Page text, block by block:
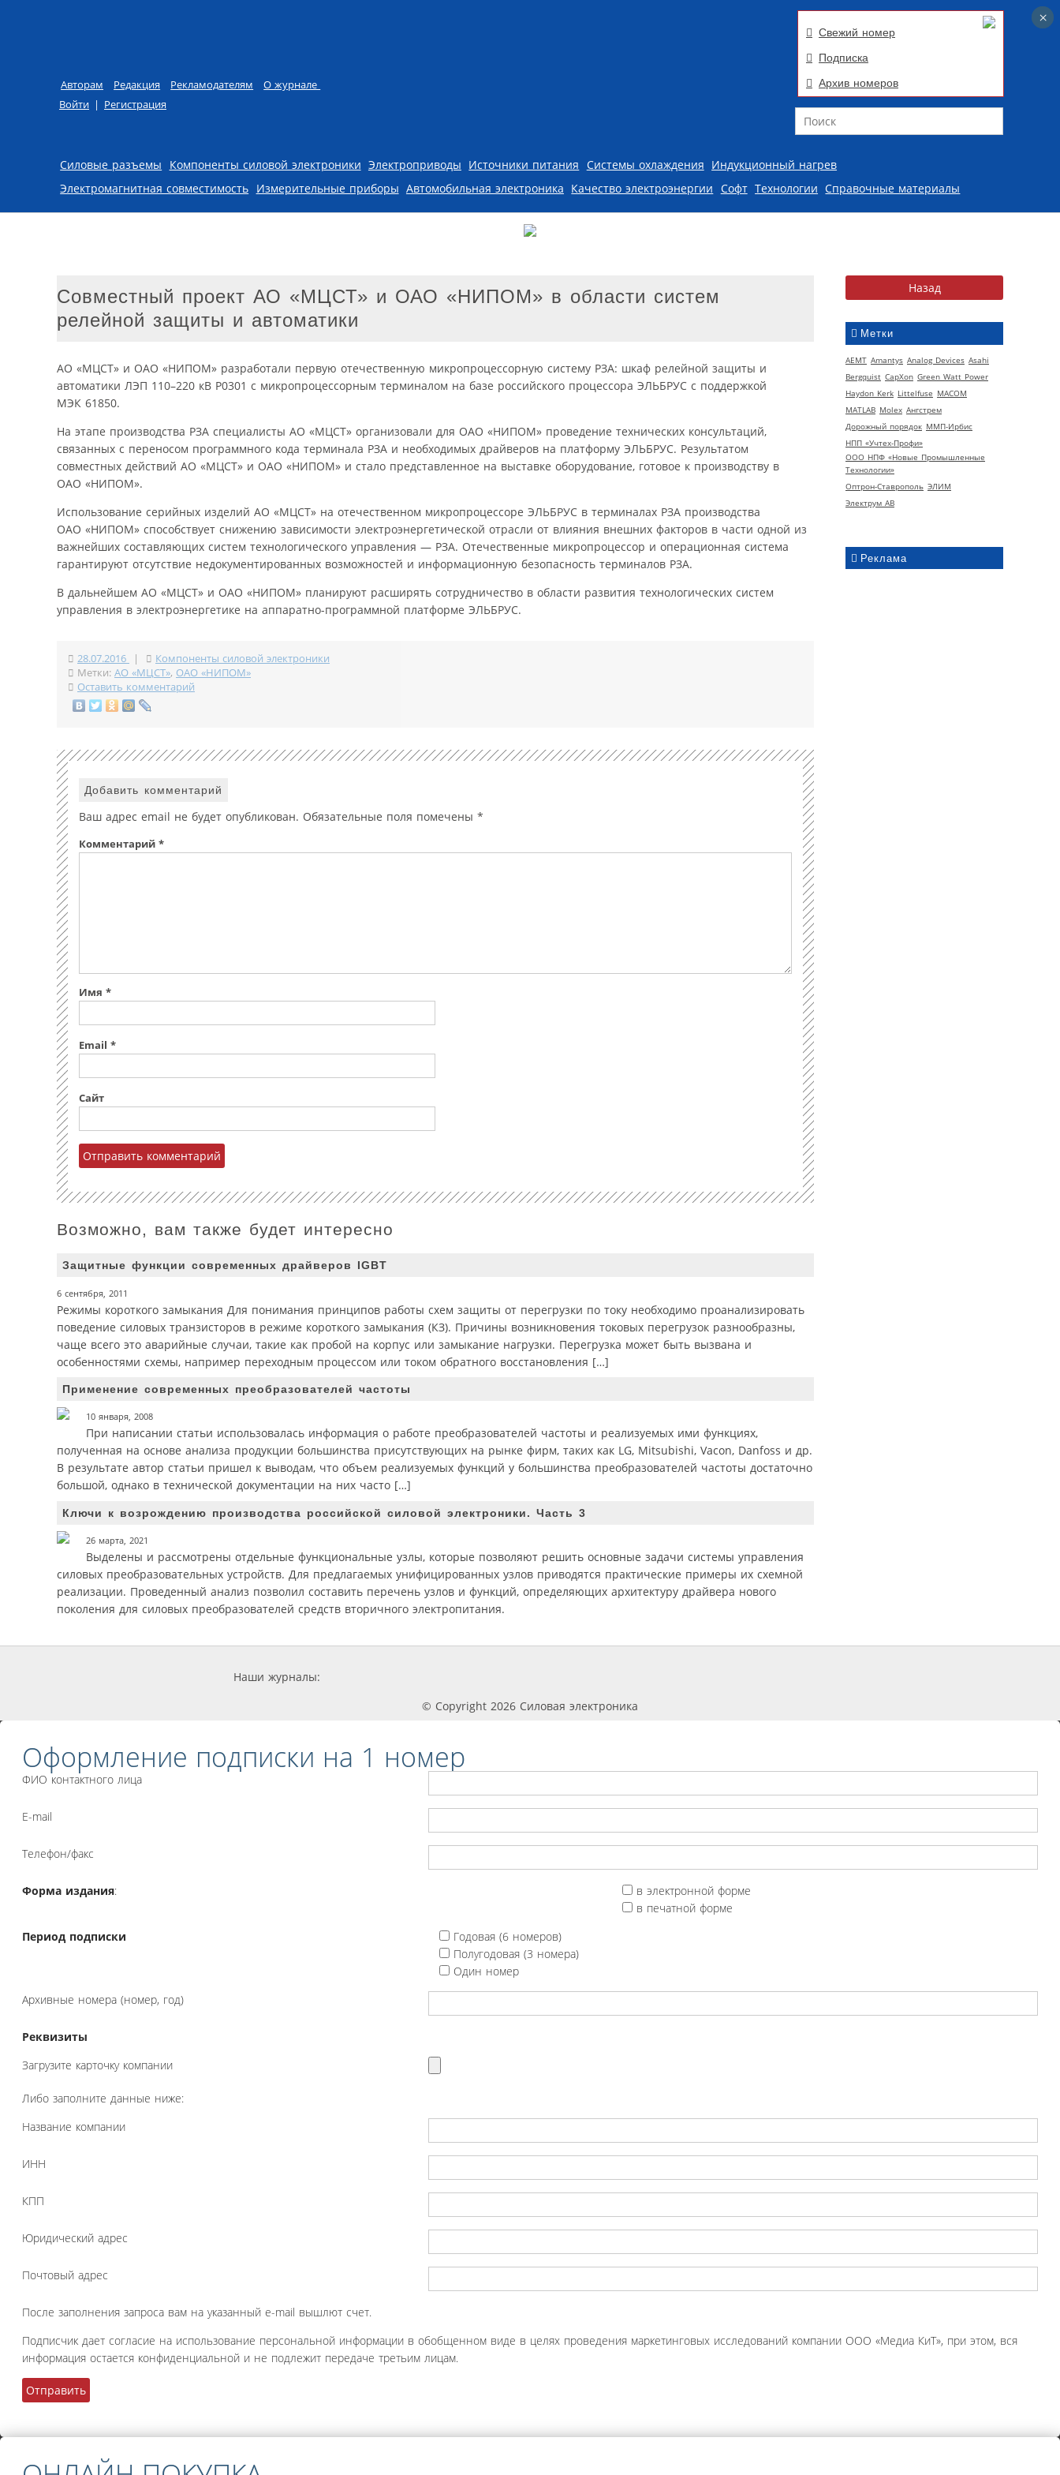
Авторам Редакция Рекламодателям
О журнале
Войти | Регистрация
Свежий номер
Подписка
Архив номеров
Поиск
Skip to content
Силовые разъемы Компоненты силовой электроники Электроприводы Источники питания Системы охлаждения Индукционный нагрев
Электромагнитная совместимость Измерительные приборы Автомобильная электроника Качество электроэнергии Софт Технологии Справочные материалы
Метки
AEMT Amantys Analog Devices Asahi
Bergquist CapXon Green Watt Power
Haydon Kerk Littelfuse MACOM
MATLAB Molex Ангстрем
Дорожный порядок ММП-Ирбис
НПП «Учтех-Профи»
ООО НПФ «Новые Промышленные
Технологии»
Оптрон-Ставрополь ЭЛИМ
Электрум АВ
Реклама
Совместный проект АО «МЦСТ» и ОАО «НИПОМ» в области систем
релейной защиты и автоматики
АО «МЦСТ» и ОАО «НИПОМ» разработали первую отечественную микропроцессорную систему РЗА: шкаф релейной защиты и
автоматики ЛЭП 110–220 кВ P0301 с микропроцессорным терминалом на базе российского процессора ЭЛЬБРУС с поддержкой
МЭК 61850.
На этапе производства РЗА специалисты АО «МЦСТ» организовали для ОАО «НИПОМ» проведение технических консультаций,
связанных с переносом программного кода терминала РЗА и необходимых драйверов на платформу ЭЛЬБРУС. Результатом
совместных действий АО «МЦСТ» и ОАО «НИПОМ» и стало представленное на выставке оборудование, готовое к производству в
ОАО «НИПОМ».
Использование серийных изделий АО «МЦСТ» на отечественном микропроцессоре ЭЛЬБРУС в терминалах РЗА производства
ОАО «НИПОМ» способствует снижению зависимости электроэнергетической отрасли от влияния внешних факторов в части одной из
важнейших составляющих систем технологического управления — РЗА. Отечественные микропроцессор и операционная система
гарантируют отсутствие недокументированных возможностей и информационную безопасность терминалов РЗА.
В дальнейшем АО «МЦСТ» и ОАО «НИПОМ» планируют расширять сотрудничество в области развития технологических систем
управления в электроэнергетике на аппаратно-программной платформе ЭЛЬБРУС.
28.07.2016 |
Компоненты силовой электроники
Метки: АО «МЦСТ», ОАО «НИПОМ»
Оставить комментарий
Добавить комментарий
Ваш адрес email не будет опубликован. Обязательные поля помечены *
Комментарий *
Имя *
Email *
Сайт
Возможно, вам также будет интересно
Защитные функции современных драйверов IGBT
6 сентября, 2011
Режимы короткого замыкания Для понимания принципов работы схем защиты от перегрузки по току необходимо проанализировать
поведение силовых транзисторов в режиме короткого замыкания (КЗ). Причины возникновения токовых перегрузок разнообразны,
чаще всего это аварийные случаи, такие как пробой на корпус или замыкание нагрузки. Перегрузка может быть вызвана и
особенностями схемы, например переходным процессом или током обратного восстановления […]
Применение современных преобразователей частоты
10 января, 2008
При написании статьи использовалась информация о работе преобразователей частоты и реализуемых ими функциях,
полученная на основе анализа продукции большинства присутствующих на рынке фирм, таких как LG, Mitsubishi, Vacon, Danfoss и др.
В результате автор статьи пришел к выводам, что объем реализуемых функций у большинства преобразователей частоты достаточно
большой, однако в технической документации на них часто […]
Ключи к возрождению производства российской силовой электроники. Часть 3
26 марта, 2021
Выделены и рассмотрены отдельные функциональные узлы, которые позволяют решить основные задачи системы управления
силовых преобразовательных устройств. Для предлагаемых унифицированных узлов приводятся практические примеры их схемной
реализации. Проведенный анализ позволил составить перечень узлов и функций, определяющих архитектуру драйвера нового
поколения для силовых преобразователей средств вторичного электропитания.
Наши журналы:
© Copyright 2026 Силовая электроника
Оформление подписки на 1 номер
ФИО контактного лица
E-mail
Телефон/факс
Форма издания:
в электронной форме
в печатной форме
Период подписки
Годовая (6 номеров)
Полугодовая (3 номера)
Один номер
Архивные номера (номер, год)
Реквизиты
Загрузите карточку компании
Либо заполните данные ниже:
Название компании
ИНН
КПП
Юридический адрес
Почтовый адрес
После заполнения запроса вам на указанный e-mail вышлют счет.
Подписчик дает согласие на использование персональной информации в обобщенном виде в целях проведения маркетинговых исследований компании ООО «Медиа КиТ», при этом, вся
информация остается конфиденциальной и не подлежит передаче третьим лицам.
×
×